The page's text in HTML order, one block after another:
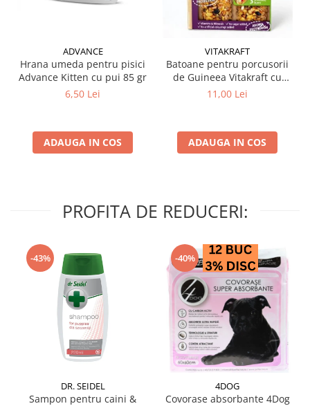
ADVANCE
Hrana umeda pentru pisici
Advance Kitten cu pui 85 gr
6,50 Lei
ADAUGA IN COS
VITAKRAFT
Batoane pentru porcusorii
de Guineea Vitakraft cu
struguri & nuci 2 buc
11,00 Lei
ADAUGA IN COS
PROFITA DE REDUCERI:
-43%
DR. SEIDEL
Sampon pentru caini &
-40%
4DOG
Covorase absorbante 4Dog